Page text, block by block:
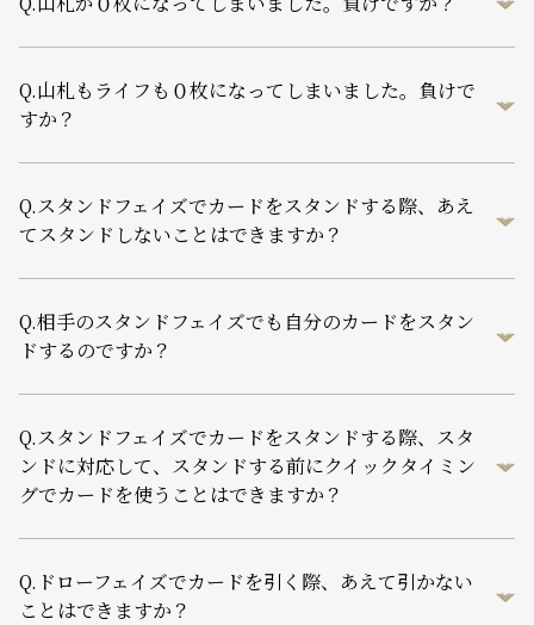
Q.山札もライフも０枚になってしまいました。負けで
すか？
Q.スタンドフェイズでカードをスタンドする際、あえ
てスタンドしないことはできますか？
Q.相手のスタンドフェイズでも自分のカードをスタン
ドするのですか？
Q.スタンドフェイズでカードをスタンドする際、スタ
ンドに対応して、スタンドする前にクイックタイミン
グでカードを使うことはできますか？
Q. ドローフェイズでカードを引く際、あえて引かない
ことはできますか？